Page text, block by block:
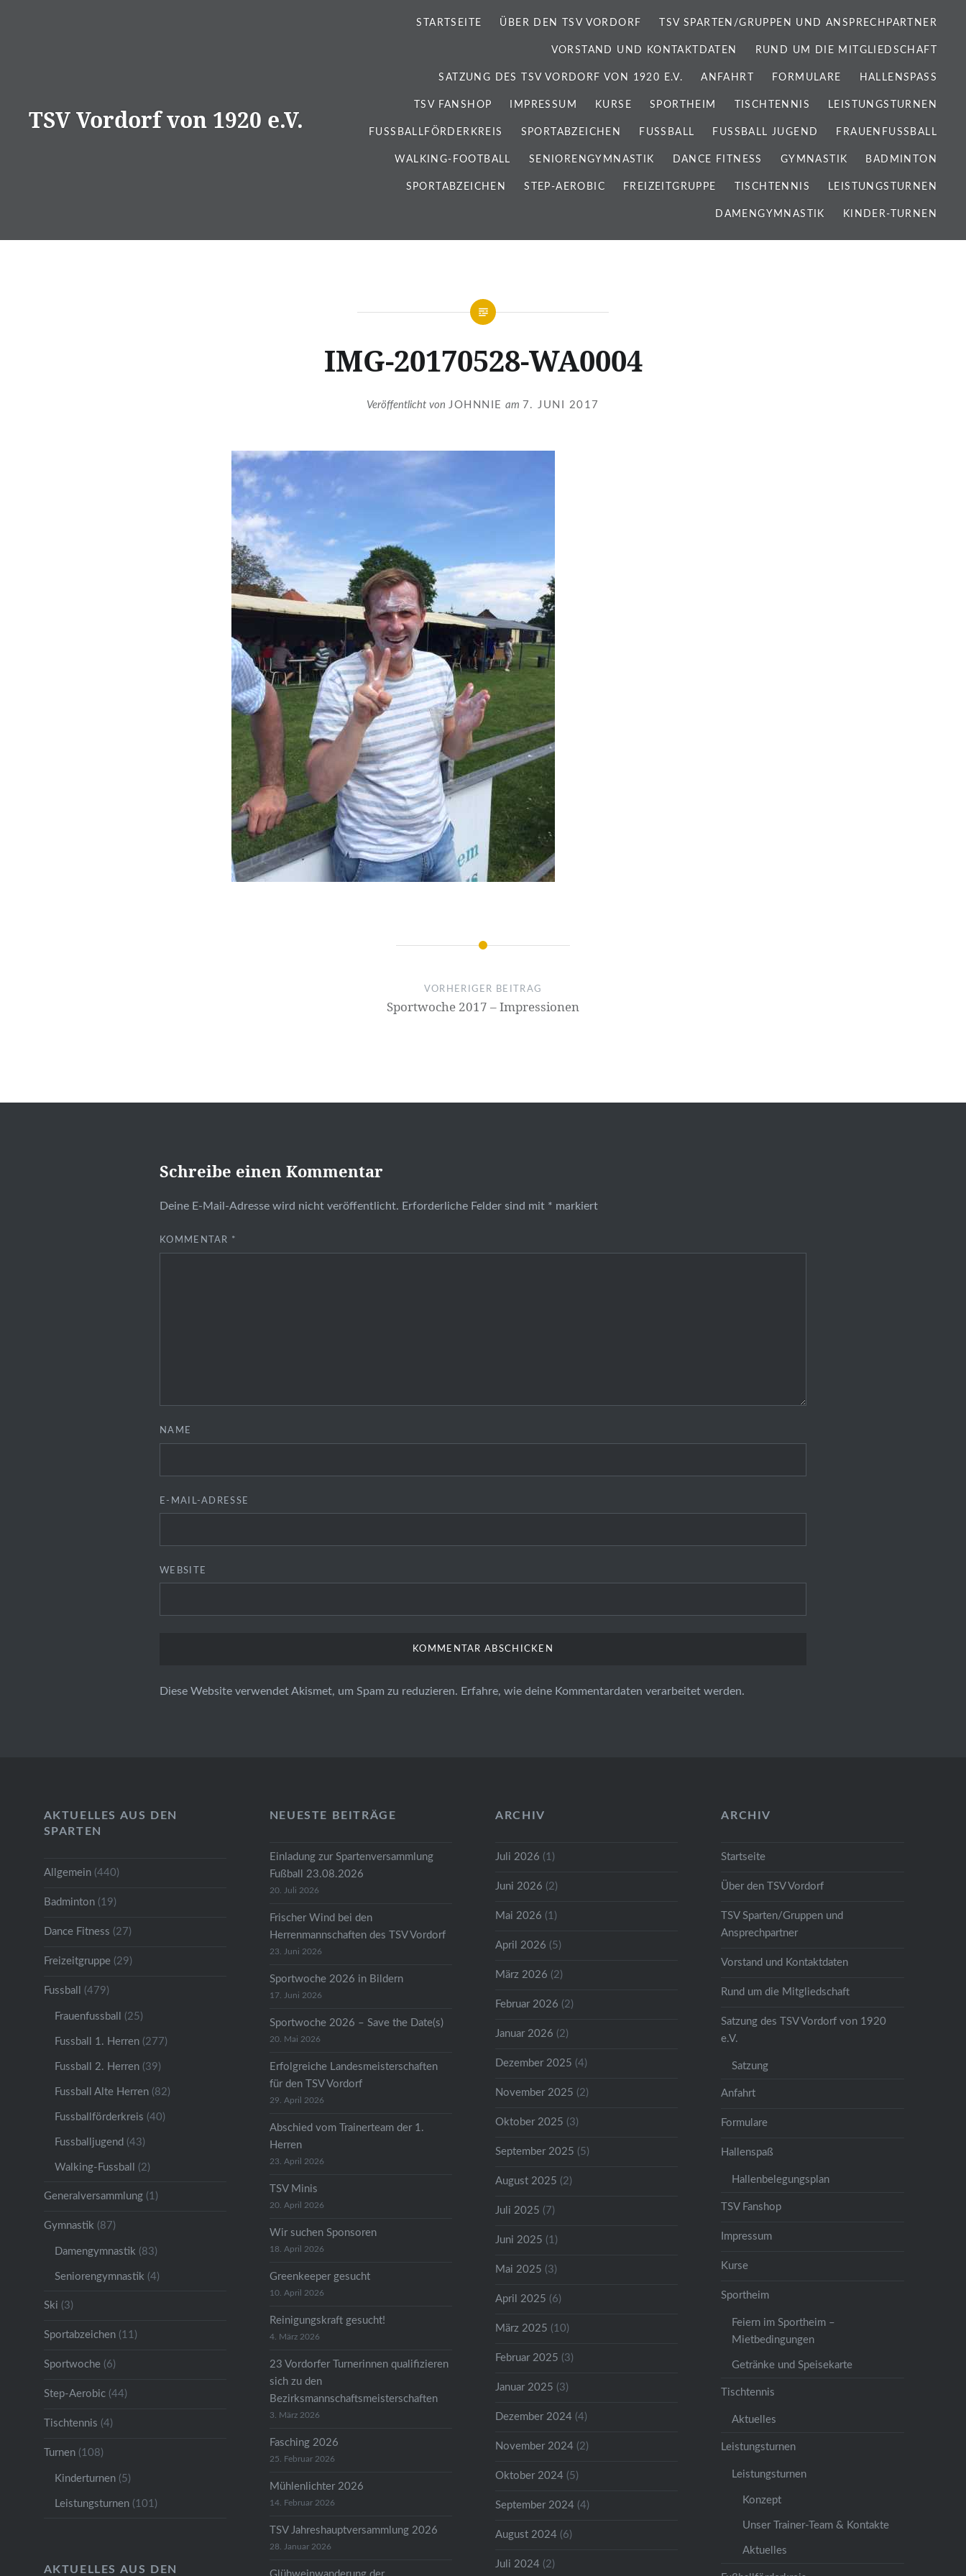
TSV Vordorf von 1920 e.V.
STARTSEITE ÜBER DEN TSV VORDORF TSV SPARTEN/GRUPPEN UND ANSPRECHPARTNER
VORSTAND UND KONTAKTDATEN RUND UM DIE MITGLIEDSCHAFT
SATZUNG DES TSV VORDORF VON 1920 E.V. ANFAHRT FORMULARE HALLENSPASS
TSV FANSHOP IMPRESSUM KURSE SPORTHEIM TISCHTENNIS LEISTUNGSTURNEN
FUSSBALLFÖRDERKREIS SPORTABZEICHEN FUSSBALL FUSSBALL JUGEND FRAUENFUSSBALL
WALKING-FOOTBALL SENIORENGYMNASTIK DANCE FITNESS GYMNASTIK BADMINTON
SPORTABZEICHEN STEP-AEROBIC FREIZEITGRUPPE TISCHTENNIS LEISTUNGSTURNEN
DAMENGYMNASTIK KINDER-TURNEN
IMG-20170528-WA0004
Veröffentlicht von JOHNNIE am 7. JUNI 2017
VORHERIGER BEITRAG
Sportwoche 2017 – Impressionen
Schreibe einen Kommentar
Deine E-Mail-Adresse wird nicht veröffentlicht. Erforderliche Felder sind mit * markiert
KOMMENTAR *
NAME
E-MAIL-ADRESSE
WEBSITE
Diese Website verwendet Akismet, um Spam zu reduzieren. Erfahre, wie deine Kommentardaten verarbeitet werden.
AKTUELLES AUS DEN
SPARTEN
Allgemein(440)
Badminton(19)
Dance Fitness (27)
Freizeitgruppe(29)
Fussball (479)
Frauenfussball (25)
Fussball 1. Herren(277)
Fussball 2. Herren(39)
Fussball Alte Herren(82)
Fussballförderkreis (40)
Fussballjugend (43)
Walking-Fussball (2)
Generalversammlung(1)
Gymnastik (87)
Damengymnastik (83)
Seniorengymnastik (4)
Ski (3)
Sportabzeichen(11)
Sportwoche(6)
Step-Aerobic(44)
Tischtennis (4)
Turnen(108)
Kinderturnen(5)
Leistungsturnen(101)
NEUESTE BEITRÄGE
Einladung zur Spartenversammlung
Fußball 23.08.2026
20. Juli 2026
Frischer Wind bei den
Herrenmannschaften des TSV Vordorf
23. Juni 2026
Sportwoche 2026 in Bildern
17. Juni 2026
Sportwoche 2026 – Save the Date(s)
20. Mai 2026
Erfolgreiche Landesmeisterschaften
für den TSV Vordorf
29. April 2026
Abschied vom Trainerteam der 1.
Herren
23. April 2026
TSV Minis
20. April 2026
Wir suchen Sponsoren
18. April 2026
Greenkeeper gesucht
10. April 2026
Reinigungskraft gesucht!
4. März 2026
23 Vordorfer Turnerinnen qualifizieren
sich zu den
Bezirksmannschaftsmeisterschaften
3. März 2026
Fasching 2026
25. Februar 2026
Mühlenlichter 2026
14. Februar 2026
TSV Jahreshauptversammlung 2026
28. Januar 2026
ARCHIV
Juli 2026 (1)
Juni 2026 (2)
Mai 2026 (1)
April 2026 (5)
März 2026 (2)
Februar 2026 (2)
Januar 2026 (2)
Dezember 2025 (4)
November 2025 (2)
Oktober 2025 (3)
September 2025 (5)
August 2025 (2)
Juli 2025 (7)
Juni 2025 (1)
Mai 2025 (3)
April 2025 (6)
März 2025 (10)
Februar 2025 (3)
Januar 2025 (3)
Dezember 2024 (4)
November 2024 (2)
Oktober 2024 (5)
September 2024 (4)
August 2024 (6)
Juli 2024 (2)
ARCHIV
Startseite
Über den TSV Vordorf
TSV Sparten/Gruppen und
Ansprechpartner
Vorstand und Kontaktdaten
Rund um die Mitgliedschaft
Satzung des TSV Vordorf von 1920
e.V.
Satzung
Anfahrt
Formulare
Hallenspaß
Hallenbelegungsplan
TSV Fanshop
Impressum
Kurse
Sportheim
Feiern im Sportheim –
Mietbedingungen
Getränke und Speisekarte
Tischtennis
Aktuelles
Leistungsturnen
Leistungsturnen
Konzept
Unser Trainer-Team & Kontakte
Aktuelles
AKTUELLES AUS DEN